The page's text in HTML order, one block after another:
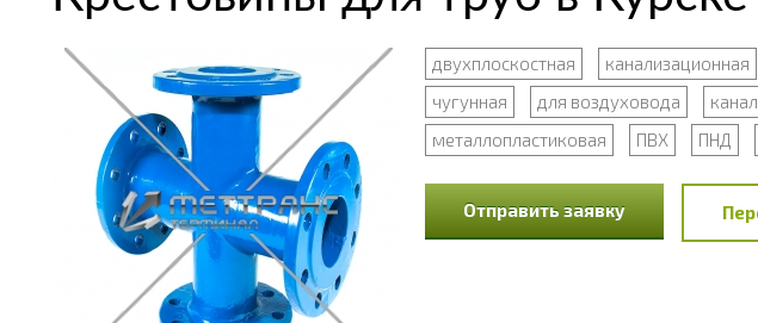
двухплоскостная канализационная
чугунная
для воздуховода
металлопластиковая
ПВХ ПНД
Отправить заявку